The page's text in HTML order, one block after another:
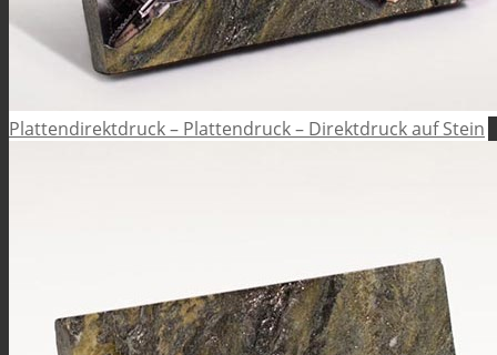
Plattendirektdruck – Plattendruck – Direktdruck auf Stein